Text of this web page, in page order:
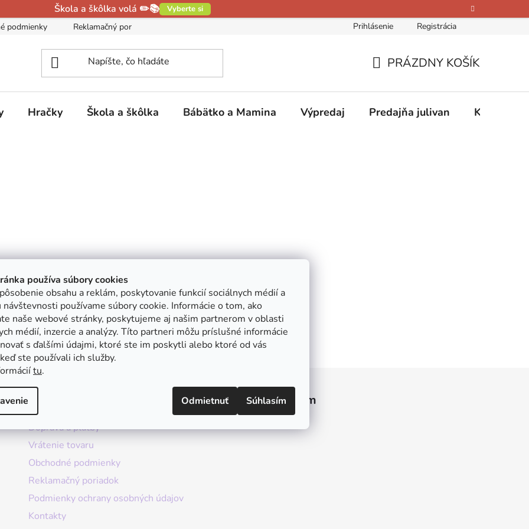
používa súbory cookies
obsahu a reklám, poskytovanie funkcií sociálnych médií a
návštevnosti používame súbory cookie. Informácie o tom, ako
naše webové stránky, poskytujeme aj našim partnerom v oblasti
médií, inzercie a analýzy. Títo partneri môžu príslušné informácie
s ďalšími údajmi, ktoré ste im poskytli alebo ktoré od vás
ste používali ich služby.
tu.
Odmietnuť Súhlasím
Škola a škôlka volá ✏️📚 Vyberte si
podmienky Reklamačný poriadok Kontakty O nás Hodnotenie obchodu
Prihlásenie Registrácia
KOŠÍK
PRÁZDNY KOŠÍK
Hračky Škola a škôlka Bábätko a Mamina Výpredaj Predajňa julivan Kontakty
Doprava a platby
Vrátenie tovaru
Obchodné podmienky
Reklamačný poriadok
Podmienky ochrany osobných údajov
Kontakty
Instagram